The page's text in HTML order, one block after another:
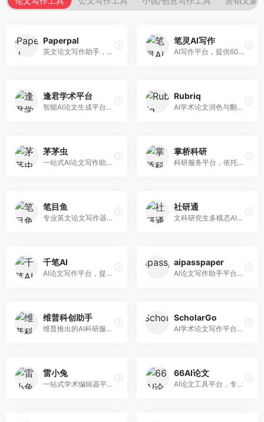
Paperpal
英文论文写作助手，专注于学术英语润色。面向需要发表国际期刊的研究者，提供语法检查、学术表达优化、格式规范等服务，英语表达地道专业。
笔灵AI写作
AI写作平台，提供600+写作模板。面向学生、职场人士和内容创作者，支持论文、公文、营销文案等多种文体，模板丰富，一键生成，写作效率大幅提升。
逢君学术平台
智能AI论文生成平台，支持查重检测。面向高校学生和研究人员，提供论文选题、内容生成、查重修改等一站式服务，学术写作流程完整。
Rubriq
AI学术论文润色与翻译平台。面向国际期刊投稿者，提供论文润色、翻译、格式调整等服务，支持多语言，学术表达专业规范。
茅茅虫
一站式AI论文写作助手，覆盖学术写作全场景。面向高校学生和科研人员，提供开题报告、文献综述、论文正文等写作服务，支持多学科多类型论文，操作简便。
掌桥科研
科研服务平台，依托3亿+真实文献数据库。面向学术研究者和学生，提供文献检索、论文写作、科研数据分析等服务，文献资源丰富，学术支持专业。
笔目鱼
专业英文论文写作器，支持学术论文全流程。面向留学生和国际期刊投稿者，提供英文论文撰写、润色、格式调整等服务，学术英语表达规范。
社研通
文科研究生多模态AI学术写作平台。面向文科研究生和社科研究者，提供文献综述、理论分析、定性研究辅助等服务，文科研究方法论支持完善。
千笔AI
AI论文写作平台，提供无限改稿服务。面向高校学生和学术研究者，支持论文选题、大纲生成、内容撰写、查重修改等全流程服务，改稿次数不限，服务质量有保障。
aipasspaper
AI论文写作助手平台，提供智能化的学术写作支持。面向大学生和研究人员，支持多种学科论文生成，提供参考文献管理和格式规范服务，写作效率高。
维普科创助手
维普推出的AI科研服务平台，整合学术资源与智能写作。面向科研人员和高校师生，提供文献检索、论文写作、查重检测等一站式服务，学术资源权威可靠。
ScholarGo
AI学术论文写作平台，专注于理工科领域的逻辑构建。面向理工科研究生和科研工作者，提供公式编辑、数据分析、论文结构优化等服务，理工科写作逻辑严谨。
雷小兔
一站式学术编辑器平台，覆盖论文写作全流程。面向高校学生和科研人员，提供选题分析、文献检索、论文生成、查重降重等服务，操作流程清晰，学术写作效率显著提升。
66AI论文
AI论文工具平台，专注于高质量低查重论文生成。面向大学生和研究生，提供论文写作、降重修改等服务，生成内容原创度高，查重率低。